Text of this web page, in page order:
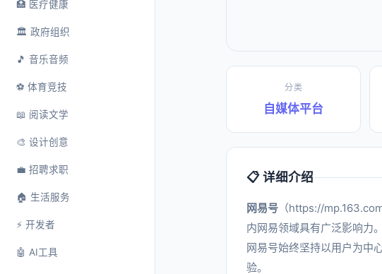
🏥 医疗健康
🏛️ 政府组织
🎵 音乐音频
⚽ 体育竞技
📖 阅读文学
🎨 设计创意
💼 招聘求职
🏠 生活服务
⚡ 开发者
🤖 AI工具
分类
自媒体平台
📋 详细介绍
网易号 （https://
内网易领域具有广泛影响力
网易号始终坚持以用户为中
验。